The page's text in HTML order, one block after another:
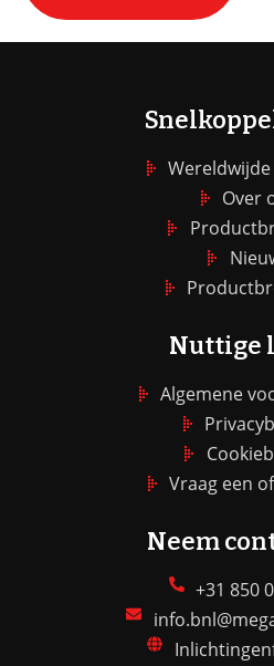
Over
Nuttige
Algemene
Vraag een
Neem
+31 850